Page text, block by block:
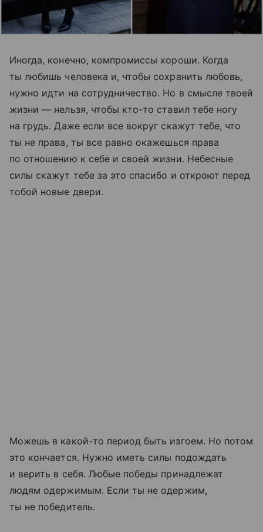
Иногда, конечно, компромиссы хороши. Когда
ты любишь человека и, чтобы сохранить любовь,
нужно идти на сотрудничество. Но в смысле твоей
жизни — нельзя, чтобы кто-то ставил тебе ногу
на грудь. Даже если все вокруг скажут тебе, что
ты не права, ты все равно окажешься права
по отношению к себе и своей жизни. Небесные
силы скажут тебе за это спасибо и откроют перед
тобой новые двери.
Можешь в какой-то период быть изгоем. Но потом
это кончается. Нужно иметь силы подождать
и верить в себя. Любые победы принадлежат
людям одержимым. Если ты не одержим,
ты не победитель.